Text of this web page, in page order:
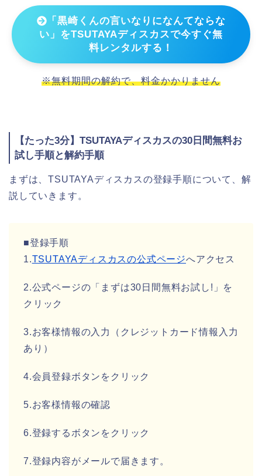
「黒崎くんの言いなりになんてならな
い」をTSUTAYAディスカスで今すぐ無
料レンタルする！
※無料期間の解約で、料金かかりません
【たった3分】TSUTAYAディスカスの30日間無料お
試し手順と解約手順
まずは、TSUTAYAディスカスの登録手順について、解
説していきます。
■登録手順
1.TSUTAYAディスカスの公式ページへアクセス
2.公式ページの「まずは30日間無料お試し!」を
クリック
3.お客様情報の入力（クレジットカード情報入力
あり）
4.会員登録ボタンをクリック
5.お客様情報の確認
6.登録するボタンをクリック
7.登録内容がメールで届きます。